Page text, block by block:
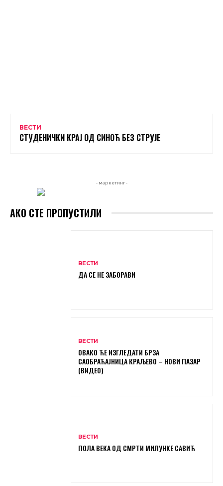
ВЕСТИ
СТУДЕНИЧКИ КРАЈ ОД СИНОЋ БЕЗ СТРУЈЕ
- маркетинг -
АКО СТЕ ПРОПУСТИЛИ
ВЕСТИ
ДА СЕ НЕ ЗАБОРАВИ
ВЕСТИ
ОВАКО ЋЕ ИЗГЛЕДАТИ БРЗА
САОБРАЋАЈНИЦА КРАЉЕВО – НОВИ ПАЗАР
(ВИДЕО)
ВЕСТИ
ПОЛА ВЕКА ОД СМРТИ МИЛУНКЕ САВИЋ